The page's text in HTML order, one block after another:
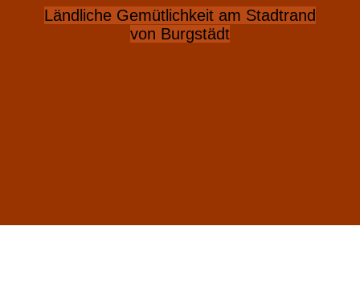
Ländliche Gemütlichkeit am Stadtrand
von Burgstädt